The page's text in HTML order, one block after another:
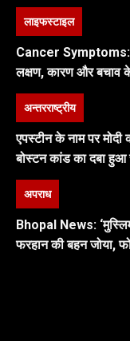
लाइफस्टाइल
Cancer Symptoms:
लक्षण, कारण और बचाव
अन्तरराष्ट्रीय
एपस्टीन के नाम पर
बोस्टन कांड का दबा
अपराध
Bhopal News:
फरहान की बहन जोया,